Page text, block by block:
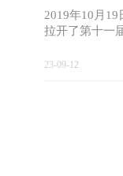
2019年10月
拉开了第十一
23-09-12